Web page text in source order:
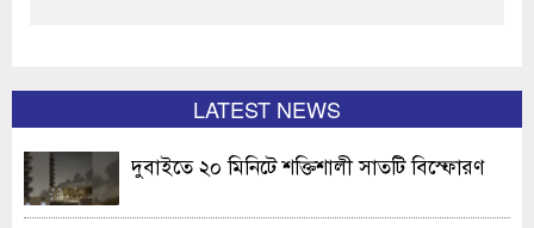
LATEST NEWS
দুবাইতে ২০ মিনিটে শক্তিশালী সাতটি বিস্ফোরণ